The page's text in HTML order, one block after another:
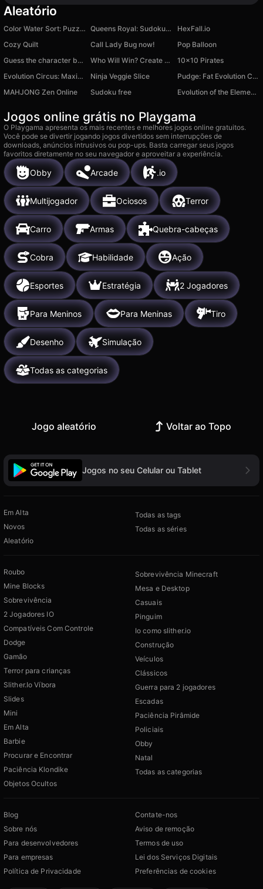
Aleatório
Color Water Sort: Puzzle Game Queens Royal: Sudoku Puzzle
HexFall.io
Cozy Quilt
Call Lady Bug now!
Pop Balloon
Guess the character by the voice!
Who Will Win? Create A Battle!
10x10 Pirates
Evolution Circus: Maximum Level
Ninja Veggie Slice
Pudge: Fat Evolution Clicker
MAHJONG Zen Online
Sudoku free Evolution of the Elements 2
Jogos online grátis no Playgama
O Playgama apresenta os mais recentes e melhores jogos online gratuitos.
Você pode se divertir jogando jogos divertidos sem interrupções de
downloads, anúncios intrusivos ou pop-ups. Basta carregar seus jogos
favoritos diretamente no seu navegador e aproveitar a experiência.
Obby Arcade .io
Multijogador Ociosos Terror
Carro Armas Quebra-cabeças
Cobra Habilidade Ação
Esportes Estratégia 2 Jogadores
Para Meninos Para Meninas Tiro
Desenho Simulação
Todas as categorias
Jogo aleatório Voltar ao Topo
Jogos no seu Celular ou Tablet
Em Alta
Novos
Aleatório
Todas as tags
Todas as séries
Roubo
Mine Blocks
Sobrevivência
2 Jogadores IO
Compatíveis Com Controle
Dodge
Gamão
Terror para crianças
Slither.Io Víbora
Slides
Mini
Em Alta
Barbie
Procurar e Encontrar
Paciência Klondike
Objetos Ocultos
Sobrevivência Minecraft
Mesa e Desktop
Casuais
Pinguim
Io como slither.io
Construção
Veículos
Clássicos
Guerra para 2 jogadores
Escadas
Paciência Pirâmide
Policiais
Obby
Natal
Todas as categorias
Blog
Sobre nós
Para desenvolvedores
Para empresas
Política de Privacidade
Contate-nos
Aviso de remoção
Termos de uso
Lei dos Serviços Digitais
Preferências de cookies